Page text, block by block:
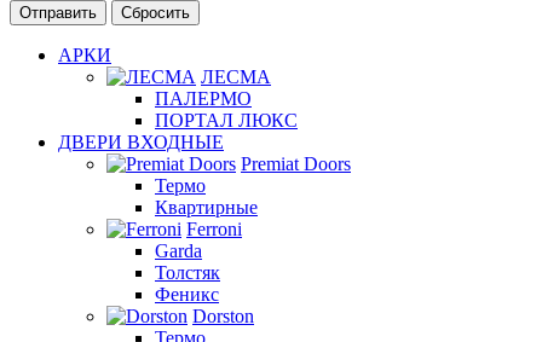
Сбросить
АРКИ
ЛЕСМА
ПАЛЕРМО
ПОРТАЛ ЛЮКС
ДВЕРИ ВХОДНЫЕ
Premiat Doors
Термо
Квартирные
Ferroni
Garda
Толстяк
Феникс
Dorston
Термо